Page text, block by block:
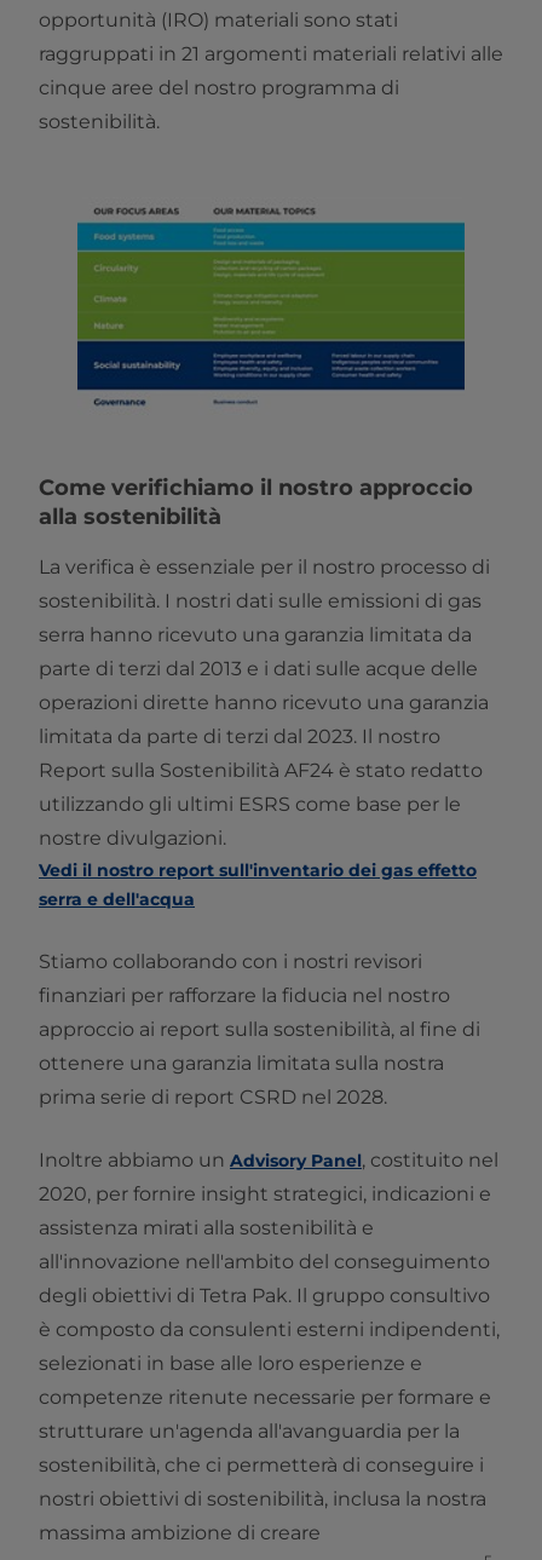
opportunità (IRO) materiali sono stati
raggruppati in 21 argomenti materiali relativi alle
cinque aree del nostro programma di
sostenibilità.
Come verifichiamo il nostro approccio
alla sostenibilità
La verifica è essenziale per il nostro processo di
sostenibilità. I nostri dati sulle emissioni di gas
serra hanno ricevuto una garanzia limitata da
parte di terzi dal 2013 e i dati sulle acque delle
operazioni dirette hanno ricevuto una garanzia
limitata da parte di terzi dal 2023. Il nostro
Report sulla Sostenibilità AF24 è stato redatto
utilizzando gli ultimi ESRS come base per le
nostre divulgazioni.
Vedi il nostro report sull'inventario dei gas effetto
serra e dell'acqua
Stiamo collaborando con i nostri revisori
finanziari per rafforzare la fiducia nel nostro
approccio ai report sulla sostenibilità, al fine di
ottenere una garanzia limitata sulla nostra
prima serie di report CSRD nel 2028.
Inoltre abbiamo un Advisory Panel, costituito nel
2020, per fornire insight strategici, indicazioni e
assistenza mirati alla sostenibilità e
all'innovazione nell'ambito del conseguimento
degli obiettivi di Tetra Pak. Il gruppo consultivo
è composto da consulenti esterni indipendenti,
selezionati in base alle loro esperienze e
competenze ritenute necessarie per formare e
strutturare un'agenda all'avanguardia per la
sostenibilità, che ci permetterà di conseguire i
nostri obiettivi di sostenibilità, inclusa la nostra
massima ambizione di creare